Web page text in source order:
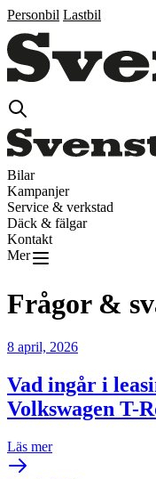
Personbil Lastbil
Bilar
Kampanjer
Service & verkstad
Däck & fälgar
Kontakt
Mer
Frågor &
8 april, 2026
Vad ingår i
Volkswagen T-
Läs mer